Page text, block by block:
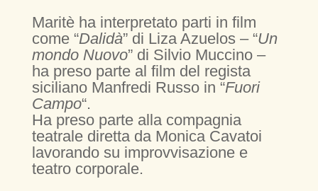
Maritè ha interpretato parti in film
come “Dalidà” di Liza Azuelos – “Un
mondo Nuovo” di Silvio Muccino –
ha preso parte al film del regista
siciliano Manfredi Russo in “Fuori
Campo“.
Ha preso parte alla compagnia
teatrale diretta da Monica Cavatoi
lavorando su improvvisazione e
teatro corporale.